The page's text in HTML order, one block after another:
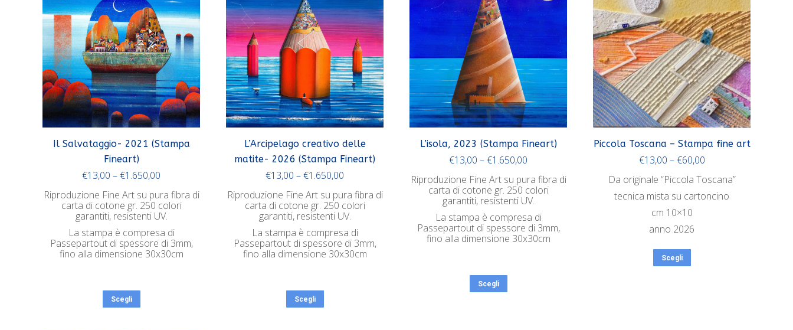
Il Salvataggio- 2021 (Stampa
Fineart)
€13,00 –€1.650,00
Riproduzione Fine Art su pura fibra di
carta di cotone gr. 250 colori
garantiti, resistenti UV.
La stampa è compresa di
Passepartout di spessore di 3mm,
fino alla dimensione 30x30cm
Scegli
L’Arcipelago creativo delle
matite- 2026 (Stampa Fineart)
€13,00 –€1.650,00
Riproduzione Fine Art su pura fibra di
carta di cotone gr. 250 colori
garantiti, resistenti UV.
La stampa è compresa di
Passepartout di spessore di 3mm,
fino alla dimensione 30x30cm
Scegli
L’isola, 2023 (Stampa Fineart)
€13,00 –€1.650,00
Riproduzione Fine Art su pura fibra di
carta di cotone gr. 250 colori
garantiti, resistenti UV.
La stampa è compresa di
Passepartout di spessore di 3mm,
fino alla dimensione 30x30cm
Scegli
Piccola Toscana – Stampa fine art
€13,00 –€60,00
Da originale “Piccola Toscana”
tecnica mista su cartoncino
cm 10×10
anno 2026
Scegli